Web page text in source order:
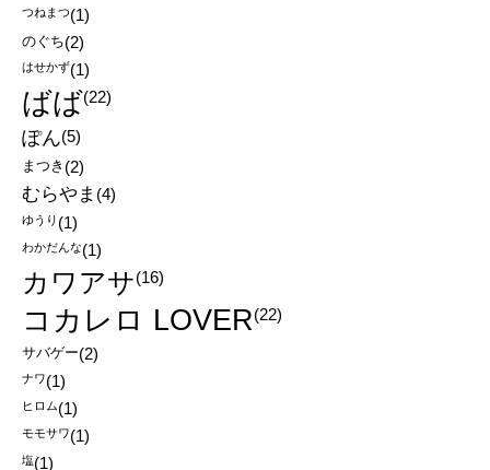
つねまつ(1)
のぐち(2)
はせかず(1)
ばば(22)
ぽん(5)
まつき (2)
むらやま (4)
ゆうり (1)
わかだんな(1)
カワアサ(16)
コカレロ LOVER(22)
サバゲー(2)
ナワ(1)
ヒロム(1)
モモサワ(1)
塩(1)